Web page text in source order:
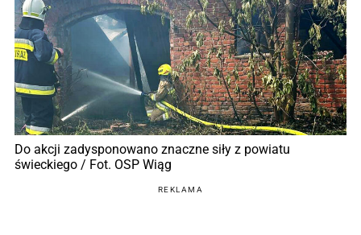
Do akcji zadysponowano znaczne siły z powiatu
świeckiego / Fot. OSP Wiąg
REKLAMA